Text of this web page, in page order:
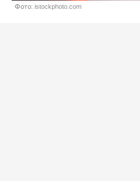
Фото: istockphoto.com